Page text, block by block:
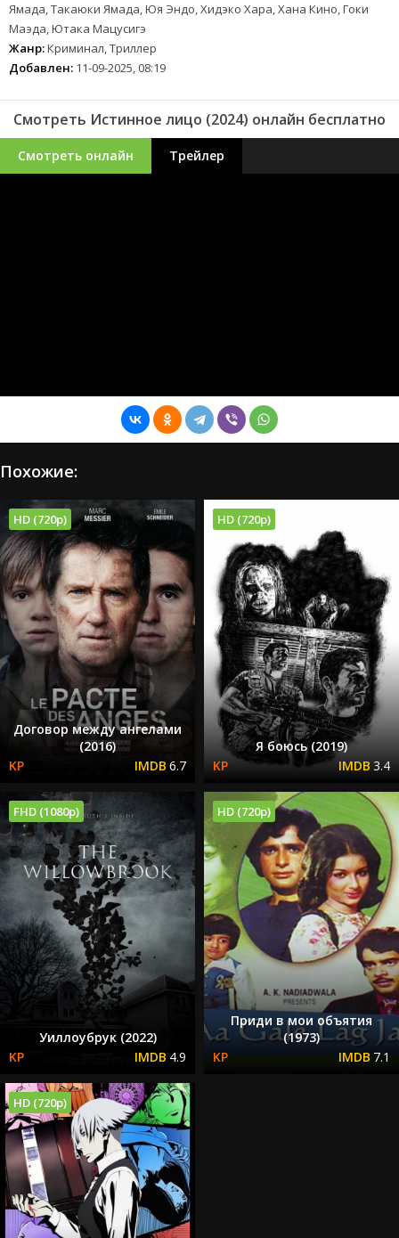
Ямада, Такаюки Ямада, Юя Эндо, Хидэко Хара, Хана Кино, Гоки
Маэда, Ютака Мацусигэ
Жанр:Криминал, Триллер
Добавлен: 11-09-2025, 08:19
Смотреть Истинное лицо (2024) онлайн бесплатно
Смотреть онлайн Трейлер
Похожие:
HD (720p)
Договор между ангелами
(2016)
6.7
HD (720p)
Я боюсь (2019)
3.4
FHD (1080p)
Уиллоубрук (2022)
4.9
HD (720p)
Приди в мои объятия
(1973)
7.1
HD (720p)